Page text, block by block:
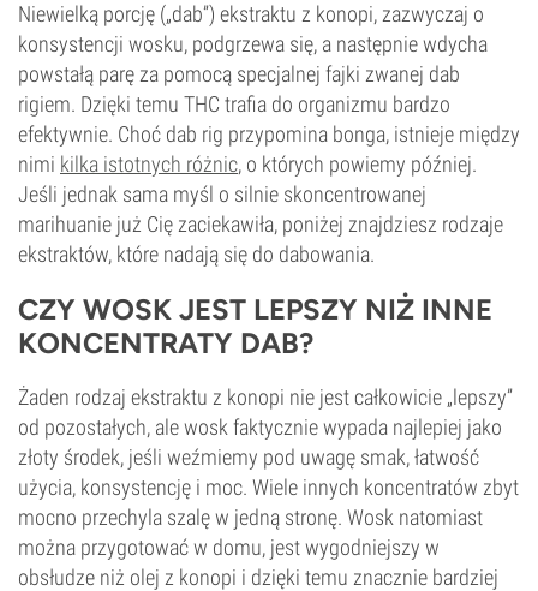
Niewielką porcję („dab”) ekstraktu z konopi, zazwyczaj o
konsystencji wosku, podgrzewa się, a następnie wdycha
powstałą parę za pomocą specjalnej fajki zwanej dab
rigiem. Dzięki temu THC trafia do organizmu bardzo
efektywnie. Choć dab rig przypomina bonga, istnieje między
nimi kilka istotnych różnic, o których powiemy później.
Jeśli jednak sama myśl o silnie skoncentrowanej
marihuanie już Cię zaciekawiła, poniżej znajdziesz rodzaje
ekstraktów, które nadają się do dabowania.
CZY WOSK JEST LEPSZY NIŻ INNE
KONCENTRATY DAB?
Żaden rodzaj ekstraktu z konopi nie jest całkowicie „lepszy”
od pozostałych, ale wosk faktycznie wypada najlepiej jako
złoty środek, jeśli weźmiemy pod uwagę smak, łatwość
użycia, konsystencję i moc. Wiele innych koncentratów zbyt
mocno przechyla szalę w jedną stronę. Wosk natomiast
można przygotować w domu, jest wygodniejszy w
obsłudze niż olej z konopi i dzięki temu znacznie bardziej